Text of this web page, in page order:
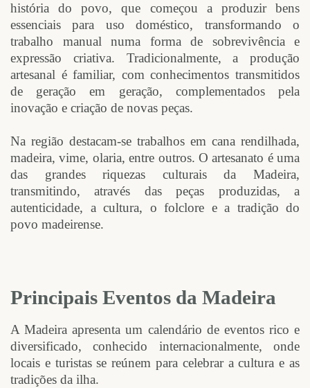
história do povo, que começou a produzir bens
essenciais para uso doméstico, transformando o
trabalho manual numa forma de sobrevivência e
expressão criativa. Tradicionalmente, a produção
artesanal é familiar, com conhecimentos transmitidos
de geração em geração, complementados pela
inovação e criação de novas peças.
Na região destacam-se trabalhos em cana rendilhada,
madeira, vime, olaria, entre outros. O artesanato é uma
das grandes riquezas culturais da Madeira,
transmitindo, através das peças produzidas, a
autenticidade, a cultura, o folclore e a tradição do
povo madeirense.
Principais Eventos da Madeira
A Madeira apresenta um calendário de eventos rico e
diversificado, conhecido internacionalmente, onde
locais e turistas se reúnem para celebrar a cultura e as
tradições da ilha.